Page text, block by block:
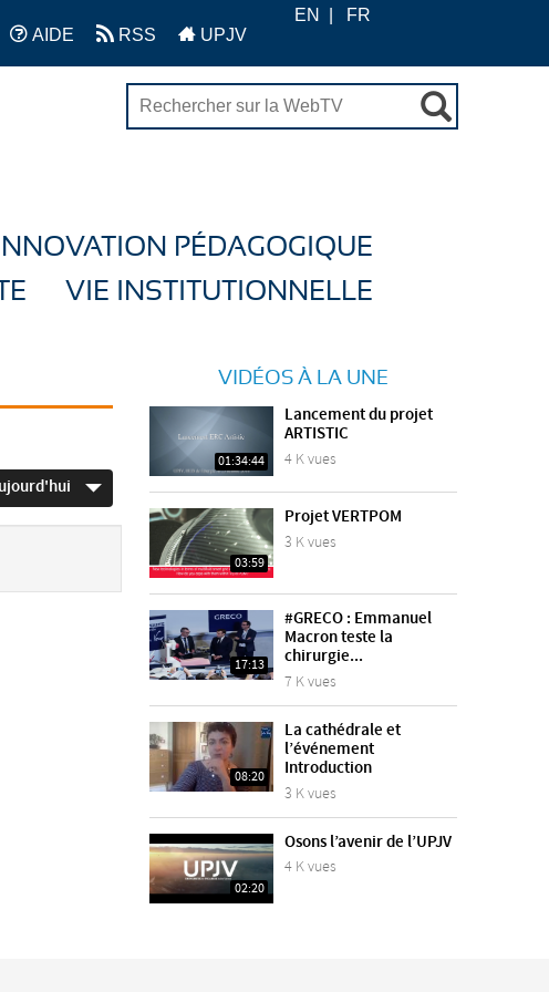
AIDE RSS UPJV
EN FR
INNOVATION PÉDAGOGIQUE
VIE INSTITUTIONNELLE
VIDÉOS À LA UNE
01:34:44
Lancement du projet
ARTISTIC
4 K vues
03:59
Projet VERTPOM
3 K vues
17:13
#GRECO : Emmanuel
Macron teste la
chirurgie...
7 K vues
08:20
La cathédrale et
l’événement
Introduction
3 K vues
02:20
Osons l’avenir de l’UPJV
4 K vues